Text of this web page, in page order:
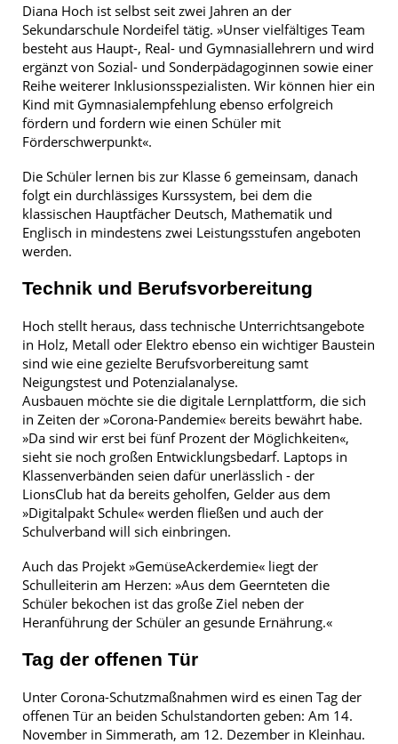
Diana Hoch ist selbst seit zwei Jahren an der
Sekundarschule Nordeifel tätig. »Unser vielfältiges Team
besteht aus Haupt-, Real- und Gymnasiallehrern und wird
ergänzt von Sozial- und Sonderpädagoginnen sowie einer
Reihe weiterer Inklusionsspezialisten. Wir können hier ein
Kind mit Gymnasialempfehlung ebenso erfolgreich
fördern und fordern wie einen Schüler mit
Förderschwerpunkt«.
Die Schüler lernen bis zur Klasse 6 gemeinsam, danach
folgt ein durchlässiges Kurssystem, bei dem die
klassischen Hauptfächer Deutsch, Mathematik und
Englisch in mindestens zwei Leistungsstufen angeboten
werden.
Technik und Berufsvorbereitung
Hoch stellt heraus, dass technische Unterrichtsangebote
in Holz, Metall oder Elektro ebenso ein wichtiger Baustein
sind wie eine gezielte Berufsvorbereitung samt
Neigungstest und Potenzialanalyse.
Ausbauen möchte sie die digitale Lernplattform, die sich
in Zeiten der »Corona-Pandemie« bereits bewährt habe.
»Da sind wir erst bei fünf Prozent der Möglichkeiten«,
sieht sie noch großen Entwicklungsbedarf. Laptops in
Klassenverbänden seien dafür unerlässlich - der
LionsClub hat da bereits geholfen, Gelder aus dem
»Digitalpakt Schule« werden fließen und auch der
Schulverband will sich einbringen.
Auch das Projekt »GemüseAckerdemie« liegt der
Schulleiterin am Herzen: »Aus dem Geernteten die
Schüler bekochen ist das große Ziel neben der
Heranführung der Schüler an gesunde Ernährung.«
Tag der offenen Tür
Unter Corona-Schutzmaßnahmen wird es einen Tag der
offenen Tür an beiden Schulstandorten geben: Am 14.
November in Simmerath, am 12. Dezember in Kleinhau.